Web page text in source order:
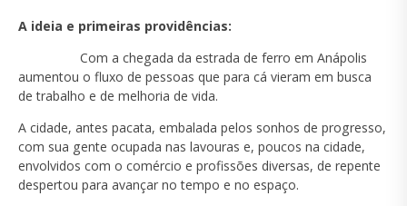
A ideia e primeiras providências:
Com a chegada da estrada de ferro em Anápolis
aumentou o fluxo de pessoas que para cá vieram em busca
de trabalho e de melhoria de vida.
A cidade, antes pacata, embalada pelos sonhos de progresso,
com sua gente ocupada nas lavouras e, poucos na cidade,
envolvidos com o comércio e profissões diversas, de repente
despertou para avançar no tempo e no espaço.